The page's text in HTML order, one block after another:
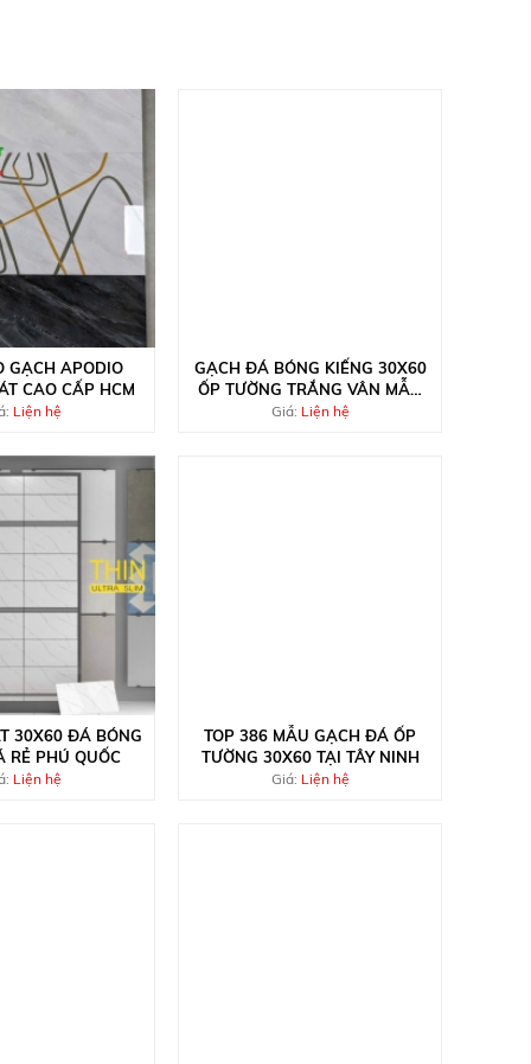
GẠCH APODIO
CAO CẤP HCM
Liện hệ
GẠCH ĐÁ BÓNG KIẾNG 30X60
ỐP TƯỜNG TRẮNG VÂN MẪU
MỚI
Giá: Liện hệ
30X60 ĐÁ BÓNG
RẺ PHÚ QUỐC
Liện hệ
TOP 386 MẪU GẠCH ĐÁ ỐP
TƯỜNG 30X60 TẠI TÂY NINH
Giá: Liện hệ